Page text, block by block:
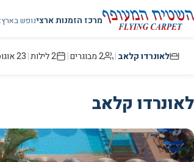
מרכז הזמנות ארצינופש בארץ
לאונרדו קלאב| 2 מבוגרים |
2לילות|23 אוגוסט
לאונרדו קלאב